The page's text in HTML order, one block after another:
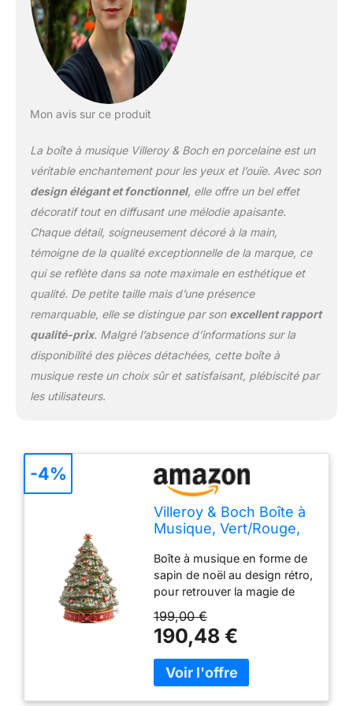
villeroy et boch toy's delight
sapin de noël mit boîte à
musique (33 cm), matière :
Porcelaine, couleur : Vert
Mon avis sur ce produit
La boîte à musique Villeroy & Boch en porcelaine est un
véritable enchantement pour les yeux et l’ouïe. Avec son
design élégant et fonctionnel, elle offre un bel effet
décoratif tout en diffusant une mélodie apaisante.
Chaque détail, soigneusement décoré à la main,
témoigne de la qualité exceptionnelle de la marque, ce
qui se reflète dans sa note maximale en esthétique et
qualité. De petite taille mais d’une présence
remarquable, elle se distingue par son excellent rapport
qualité-prix. Malgré l’absence d’informations sur la
disponibilité des pièces détachées, cette boîte à
musique reste un choix sûr et satisfaisant, plébiscité par
les utilisateurs.
Villeroy & Boch Boîte à
Musique, Vert/Rouge,
Boîte à musique en forme de
sapin de noël au design rétro,
pour retrouver la magie de
noël chez soi Joue la mélodie
classique mon beau sapin
pour une ambiance festive,
décorations en filigrane aux
couleurs de noël
Combinaison idéale avec les
199,00 €
190,48 €
-4%